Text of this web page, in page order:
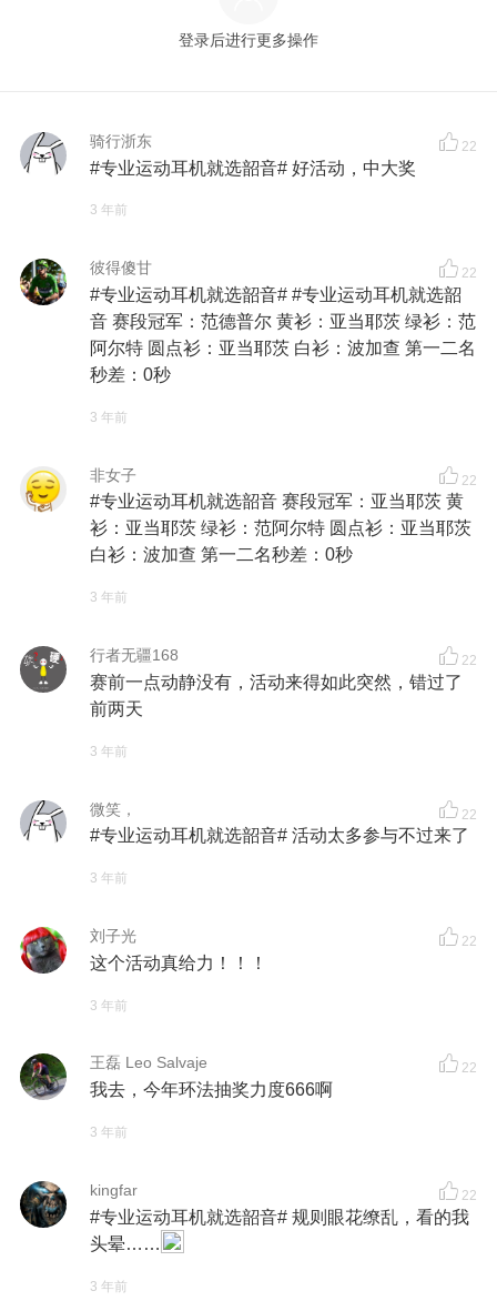
登录后进行更多操作
骑行浙东 22
#专业运动耳机就选韶音# 好活动，中大奖
3 年前
彼得傻甘 22
#专业运动耳机就选韶音# #专业运动耳机就选韶
音 赛段冠军：范德普尔 黄衫：亚当耶茨 绿衫：范
阿尔特 圆点衫：亚当耶茨 白衫：波加查 第一二名
秒差：0秒
3 年前
非女子 22
#专业运动耳机就选韶音 赛段冠军：亚当耶茨 黄
衫：亚当耶茨 绿衫：范阿尔特 圆点衫：亚当耶茨
白衫：波加查 第一二名秒差：0秒
3 年前
行者无疆168 22
赛前一点动静没有，活动来得如此突然，错过了
前两天
3 年前
微笑， 22
#专业运动耳机就选韶音# 活动太多参与不过来了
3 年前
刘子光 22
这个活动真给力！！！
3 年前
王磊 Leo Salvaje 22
我去，今年环法抽奖力度666啊
3 年前
kingfar 22
#专业运动耳机就选韶音# 规则眼花缭乱，看的我
头晕……
3 年前